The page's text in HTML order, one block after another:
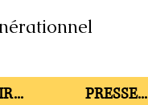
PRESSE...